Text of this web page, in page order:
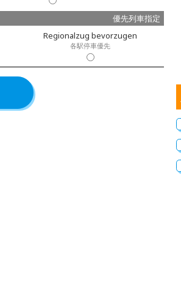
優先列車指定
Regionalzug bevorzugen
各駅停車優先